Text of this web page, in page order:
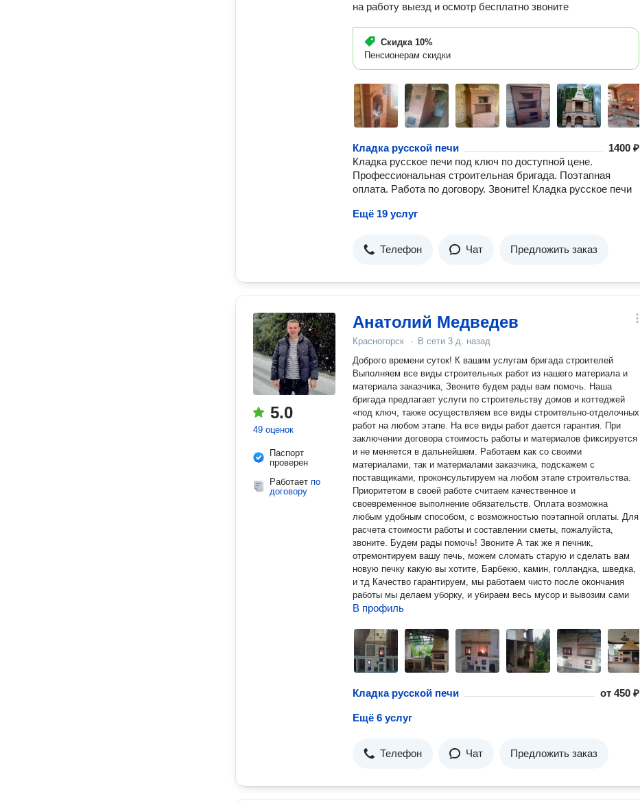
на работу выезд и осмотр бесплатно звоните
Скидка 10%
Пенсионерам скидки
Кладка русской печи
1400 ₽
Кладка русское печи под ключ по доступной цене.
Профессиональная строительная бригада. Поэтапная
оплата. Работа по договору. Звоните! Кладка русское печи
Ещё 19 услуг
Телефон Чат Предложить заказ
5.0
49 оценок
Паспорт
проверен
Работает по
договору
Анатолий Медведев
Красногорск · В сети 3 д. назад
Доброго времени суток! К вашим услугам бригада строителей
Выполняем все виды строительных работ из нашего материала и
материала заказчика, Звоните будем рады вам помочь. Наша
бригада предлагает услуги по строительству домов и коттеджей
«под ключ, также осуществляем все виды строительно-отделочных
работ на любом этапе. На все виды работ дается гарантия. При
заключении договора стоимость работы и материалов фиксируется
и не меняется в дальнейшем. Работаем как со своими
материалами, так и материалами заказчика, подскажем с
поставщиками, проконсультируем на любом этапе строительства.
Приоритетом в своей работе считаем качественное и
своевременное выполнение обязательств. Оплата возможна
любым удобным способом, с возможностью поэтапной оплаты. Для
расчета стоимости работы и составлении сметы, пожалуйста,
звоните. Будем рады помочь! Звоните А так же я печник,
отремонтируем вашу печь, можем сломать старую и сделать вам
новую печку какую вы хотите, Барбекю, камин, голландка, шведка,
и тд Качество гарантируем, мы работаем чисто после окончания
работы мы делаем уборку, и убираем весь мусор и вывозим сами
В профиль
Кладка русской печи от450 ₽
Ещё 6 услуг
Телефон Чат Предложить заказ